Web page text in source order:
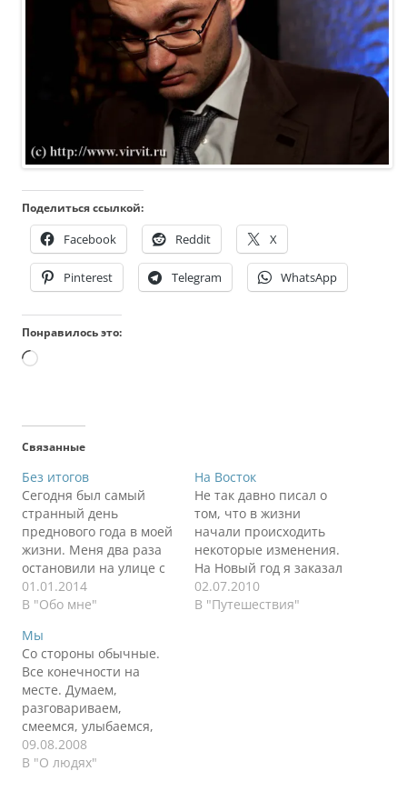
Поделиться ссылкой:
Facebook Reddit X
Pinterest Telegram WhatsApp
Понравилось это:
Загрузка…
Связанные
Без итогов
Сегодня был самый
странный день
преднового года в моей
жизни. Меня два раза
остановили на улице с
коляской. Нужно
сказать, что мело на
два раза убирал
дорожку вокруг дома, и
ее все равно завалило
за какие-то несколько
часов. Снежок был
изумительный. Желаю
Москве такого, чтобы
люди вышли…
01.01.2014
В "Обо мне"
На Восток
Не так давно писал о
том, что в жизни
начали происходить
некоторые изменения.
На Новый год я заказал
Деду Морозу пару
желаний, даже тройку.
02.07.2010
В "Путешествия"
Мы
Со стороны обычные.
Все конечности на
месте. Думаем,
разговариваем,
смеемся, улыбаемся,
работаем, отдыхаем.
Вроде обычные люди.
09.08.2008
В "О людях"